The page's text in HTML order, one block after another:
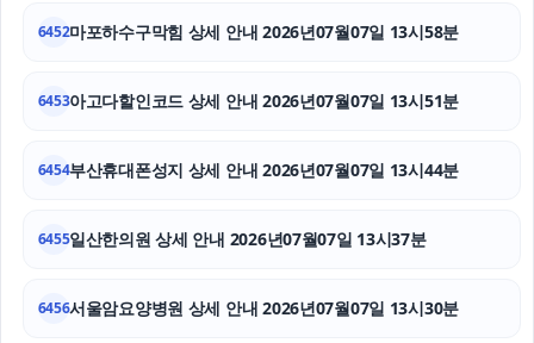
이혼변호사
중랑구하수구막힘
6452마포하수구막힘 상세 안내 2026년07월07일 13시58분
6453아고다할인코드 상세 안내 2026년07월07일 13시51분
6454부산휴대폰성지 상세 안내 2026년07월07일 13시44분
6455일산한의원 상세 안내 2026년07월07일 13시37분
6456서울암요양병원 상세 안내 2026년07월07일 13시30분